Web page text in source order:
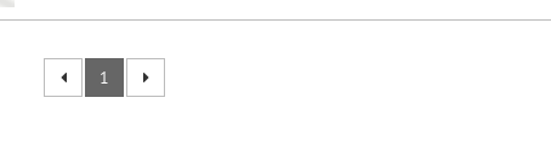
다양한 기능을 허브에 심는것이 가능해진 것이다. USB허브를 구입해야겠다고
된 DEX시스템을 사용하기 위해서이고, 둘째는 썬더볼트만 지원하는 맥북이나
1